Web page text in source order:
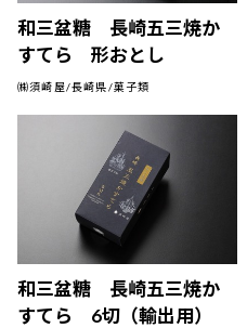
和三盆糖 長崎五三焼か
すてら 形おとし
㈱須崎屋/長崎県/菓子類
和三盆糖 長崎五三焼か
すてら 6切（輸出用）